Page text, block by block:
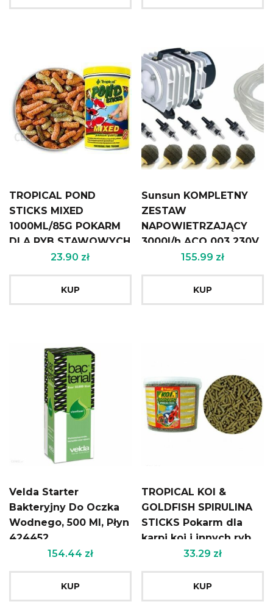
TROPICAL POND
STICKS MIXED
1000ML/85G POKARM
DLA RYB STAWOWYCH
23.90 zł
KUP
Sunsun KOMPLETNY
ZESTAW
NAPOWIETRZAJĄCY
3000l/h ACO 003 230V
155.99 zł
KUP
Velda Starter
Bakteryjny Do Oczka
Wodnego, 500 Ml, Płyn
424452
154.44 zł
KUP
TROPICAL KOI &
GOLDFISH SPIRULINA
STICKS Pokarm dla
karpi koi i innych ryb
stawowych pływające
pałeczki 11l 1,3kg
33.29 zł
KUP